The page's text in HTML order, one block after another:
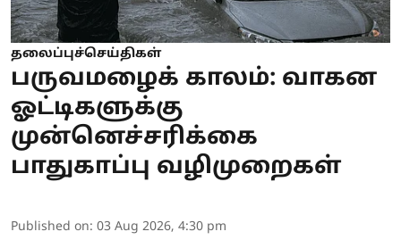
தலைப்புச்செய்திகள்
பருவமழைக் காலம்: வாகன
ஓட்டிகளுக்கு
முன்னெச்சரிக்கை
பாதுகாப்பு வழிமுறைகள்
Published on: 03 Aug 2026, 4:30 pm